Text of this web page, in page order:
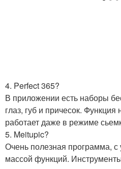
4. Perfect 365?
В приложении есть наборы
глаз, губ и причесок.
работает даже в режиме
5. Meitupic?
Очень полезная программа,
массой функций.